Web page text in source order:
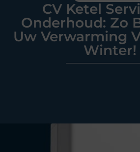
CV Ketel
Onderhoud: Zo
Uw Verwarming
Winter!